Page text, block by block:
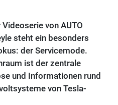
von AUTO
steht ein besonders
der Servicemode.
ist der zentrale
und Informationen rund
von Tesla-